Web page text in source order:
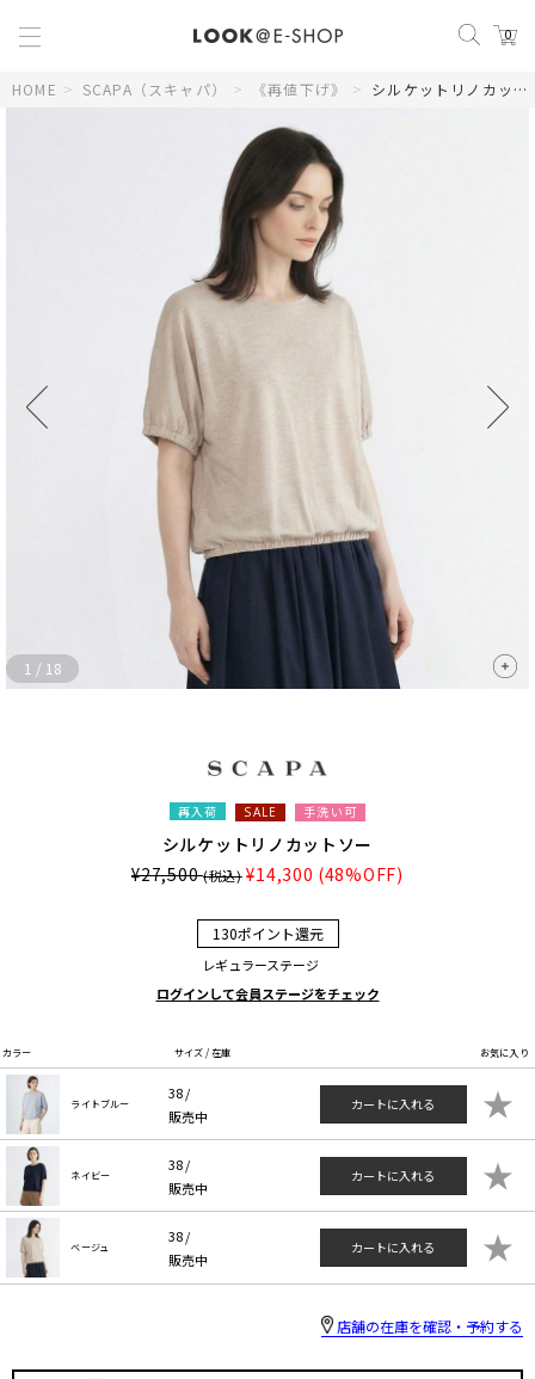
0
HOME > SCAPA（スキャパ） > 《再値下げ》 > シルケットリノカットソー
1 / 18
再入荷 SALE 手洗い可
シルケットリノカットソー
¥27,500(税込) ¥14,300 (48%OFF)
130ポイント還元
レギュラーステージ
ログインして会員ステージをチェック
カラー サイズ / 在庫 お気に入り
ライトブルー
38 /
販売中
カートに入れる ★
ネイビー
38 /
販売中
カートに入れる ★
ベージュ
38 /
販売中
カートに入れる ★
店舗の在庫を確認・予約する